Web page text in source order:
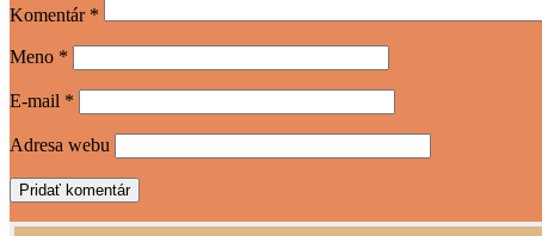
Komentár *
Meno *
E-mail *
Adresa webu